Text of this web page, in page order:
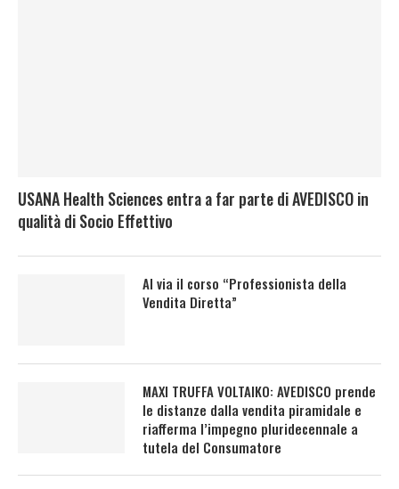
USANA Health Sciences entra a far parte di AVEDISCO in
qualità di Socio Effettivo
Al via il corso “Professionista della
Vendita Diretta”
MAXI TRUFFA VOLTAIKO: AVEDISCO prende
le distanze dalla vendita piramidale e
riafferma l’impegno pluridecennale a
tutela del Consumatore